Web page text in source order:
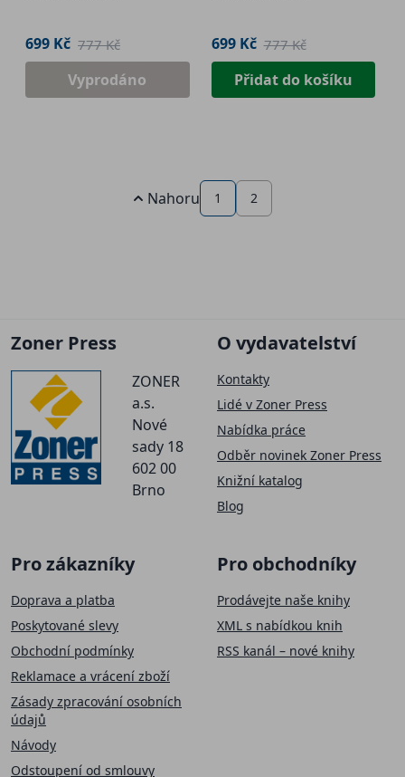
699 Kč 777 Kč
Vyprodáno
699 Kč 777 Kč
Přidat do košíku
Nahoru 1 2
Zoner Press
ZONER
a.s.
Nové
sady 18
602 00
Brno
O vydavatelství
Kontakty
Lidé v Zoner Press
Nabídka práce
Odběr novinek Zoner Press
Knižní katalog
Blog
Pro zákazníky
Doprava a platba
Poskytované slevy
Obchodní podmínky
Reklamace a vrácení zboží
Zásady zpracování osobních
údajů
Návody
Odstoupení od smlouvy
Pro obchodníky
Prodávejte naše knihy
XML s nabídkou knih
RSS kanál – nové knihy